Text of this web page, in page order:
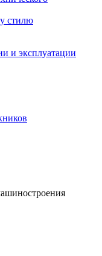
стилю
и эксплуатации